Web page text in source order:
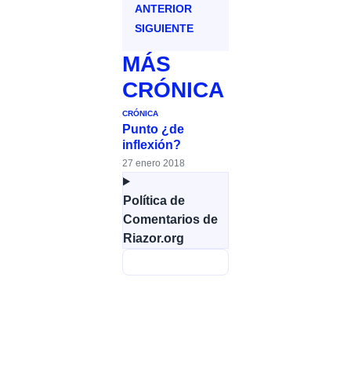
ANTERIOR
SIGUIENTE
MÁS
CRÓNICA
CRÓNICA
Punto ¿de
inflexión?
27 enero 2018
Política de
Comentarios de
Riazor.org